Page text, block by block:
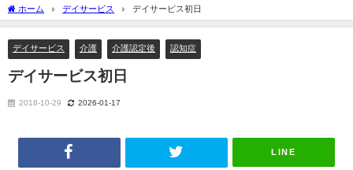
ホーム デイサービス デイサービス初日
デイサービス 介護 介護認定後 認知症
デイサービス初日
2018-10-29 2026-01-17
LINE